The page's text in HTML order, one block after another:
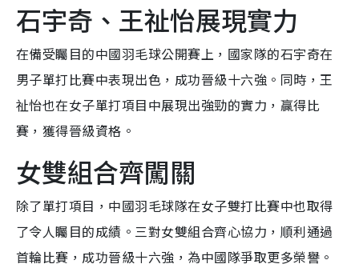
石宇奇、王祉怡展現實力
在備受矚目的中國羽毛球公開賽上，國家隊的石宇奇在
男子單打比賽中表現出色，成功晉級十六強。同時，王
祉怡也在女子單打項目中展現出強勁的實力，贏得比
賽，獲得晉級資格。
女雙組合齊闖關
除了單打項目，中國羽毛球隊在女子雙打比賽中也取得
了令人矚目的成績。三對女雙組合齊心協力，順利通過
首輪比賽，成功晉級十六強，為中國隊爭取更多榮譽。